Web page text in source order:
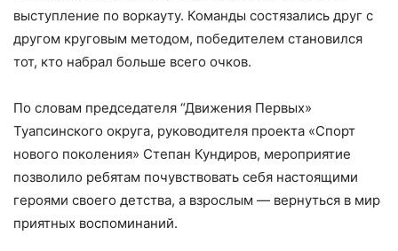
выступление по воркауту. Команды состязались друг с
другом круговым методом, победителем становился
тот, кто набрал больше всего очков.
По словам председателя “Движения Первых»
Туапсинского округа, руководителя проекта «Спорт
нового поколения» Степан Кундиров, мероприятие
позволило ребятам почувствовать себя настоящими
героями своего детства, а взрослым — вернуться в мир
приятных воспоминаний.